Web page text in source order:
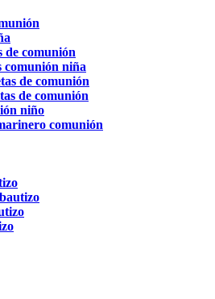
de comunión
comunión niña
de comunión
de comunión
niño
comunión